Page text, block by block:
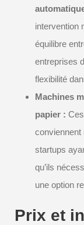
intervention
équilibre
entreprises
flexibilité
Machines
papier :
conviennent
startups
qu’ils
une option
Prix et